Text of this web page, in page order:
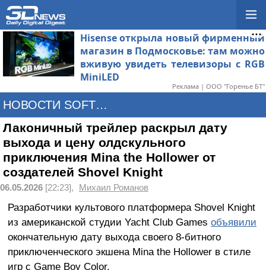
Hisense открыла новый фирменный
магазин в Подмосковье: там можно
вживую увидеть телевизоры с RGB
MiniLED
Реклама | ООО "Горенье БТ"
НОВОСТИ SOFTWARE
Лаконичный трейлер раскрыл дату
выхода и цену олдскульного
приключения Mina the Hollower от
создателей Shovel Knight
06.05.2026 [22:23], Михаил Романов
Разработчики культового платформера Shovel Knight
из американской студии Yacht Club Games объявили
окончательную дату выхода своего 8-битного
приключенческого экшена Mina the Hollower в стиле
игр с Game Boy Color.